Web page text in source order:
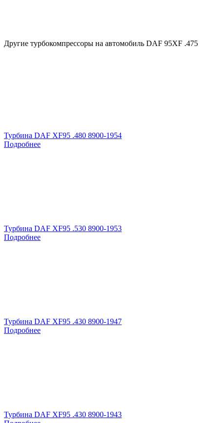
Другие турбокомпрессоры на автомобиль DAF 95XF .475
Турбина DAF XF95 .480 8900-1954
Подробнее
Турбина DAF XF95 .530 8900-1953
Подробнее
Турбина DAF XF95 .430 8900-1947
Подробнее
Турбина DAF XF95 .430 8900-1943